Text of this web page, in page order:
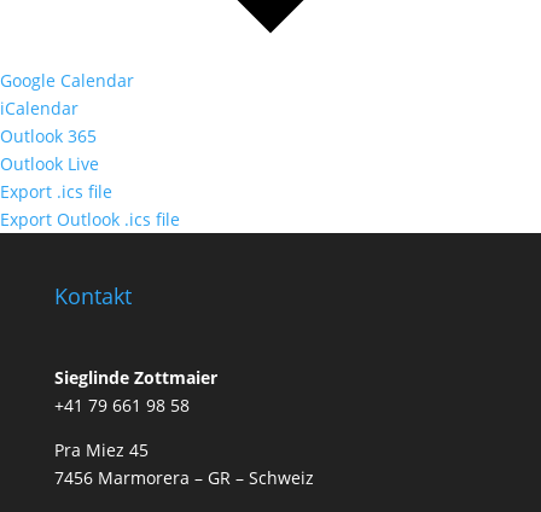
Google Calendar
iCalendar
Outlook 365
Outlook Live
Export .ics file
Export Outlook .ics file
Kontakt
Sieglinde Zottmaier
+41 79 661 98 58
Pra Miez 45
7456 Marmorera – GR – Schweiz